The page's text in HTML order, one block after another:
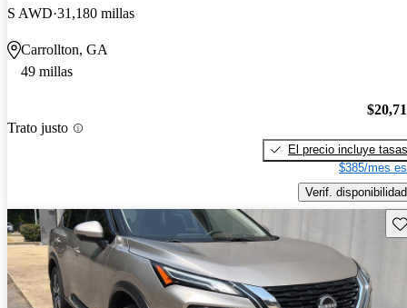
S AWD 31,180 millas
Carrollton, GA
49 millas
Trato justo
El precio incluye tasas
$385/mes
Verif. disponibilidad